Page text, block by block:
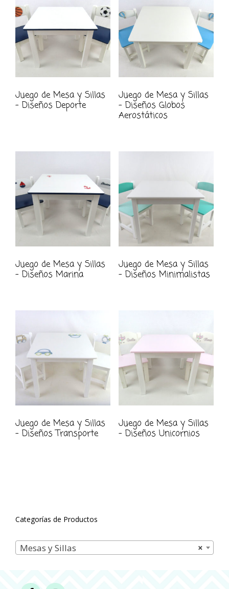
Juego de Mesa y Sillas
– Diseños Deporte
Juego de Mesa y Sillas
– Diseños Globos
Aerostáticos
Juego de Mesa y Sillas
– Diseños Marina
Juego de Mesa y Sillas
– Diseños Minimalistas
Juego de Mesa y Sillas
– Diseños Transporte
Juego de Mesa y Sillas
– Diseños Unicornios
Categorías de Productos
×
Mesas y Sillas